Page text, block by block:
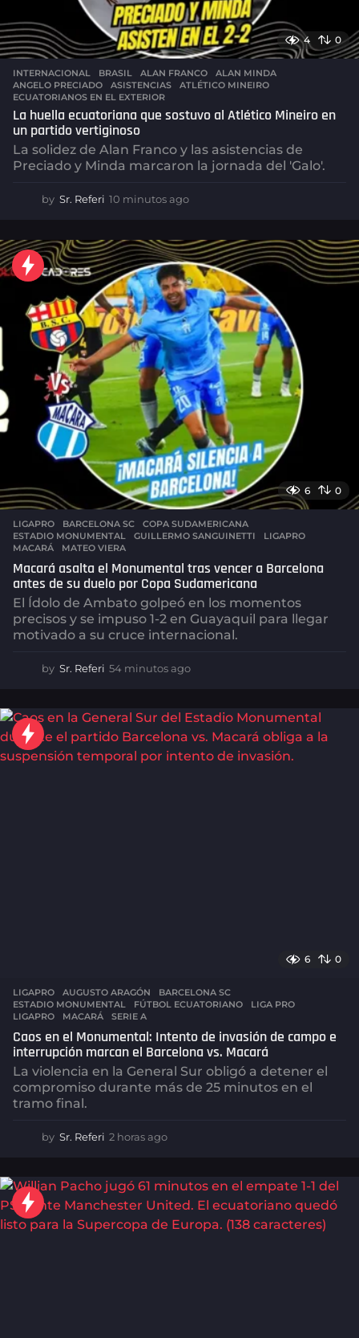
4 0
INTERNACIONAL ,BRASIL ALAN FRANCO ,ALAN MINDA
ANGELO PRECIADO
,ASISTENCIAS ,ATLÉTICO MINEIRO
ECUATORIANOS EN EL EXTERIOR
La huella ecuatoriana que sostuvo al Atlético Mineiro en
un partido vertiginoso
La solidez de Alan Franco y las asistencias de
Preciado y Minda marcaron la jornada del 'Galo'.
by Sr. Referi 10 minutos ago
i
n
u
t
o
s
a
g
o
6 0
LIGAPRO BARCELONA SC ,COPA SUDAMERICANA
ESTADIO MONUMENTAL
,GUILLERMO SANGUINETTI ,LIGAPRO
MACARÁ
,MATEO VIERA
Macará asalta el Monumental tras vencer a Barcelona
antes de su duelo por Copa Sudamericana
El Ídolo de Ambato golpeó en los momentos
precisos y se impuso 1-2 en Guayaquil para llegar
motivado a su cruce internacional.
by Sr. Referi 54 minutos ago
i
u
t
6 0
LIGAPRO AUGUSTO ARAGÓN ,BARCELONA SC
ESTADIO MONUMENTAL
,FÚTBOL ECUATORIANO ,LIGA PRO
LIGAPRO
,MACARÁ ,SERIE A
Caos en el Monumental: Intento de invasión de campo e
interrupción marcan el Barcelona vs. Macará
La violencia en la General Sur obligó a detener el
compromiso durante más de 25 minutos en el
tramo final.
by Sr. Referi 2 horas ago
r
a
s
a